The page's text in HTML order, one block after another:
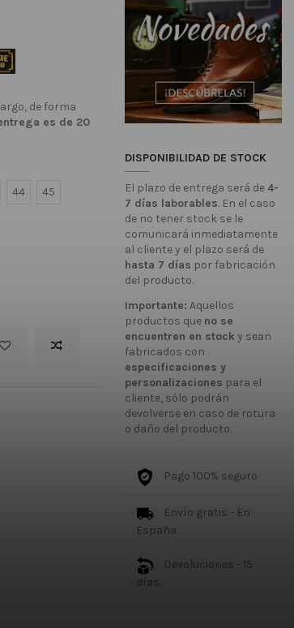
de forma
es de 20
44 45
DISPONIBILIDAD DE STOCK
El plazo de entrega será de4-
7 días laborables. En el caso
de no tener stock se le
comunicará inmediatamente
al cliente y el plazo será de
hasta 7 días por fabricación
del producto.
Importante: Aquellos
productos que no se
encuentren en stocky sean
fabricados con
especificaciones y
personalizaciones para el
cliente, sólo podrán
devolverse en caso de rotura
o daño del producto.
Pago 100% seguro
Envío gratis - En
España
Devoluciones - 15
días.